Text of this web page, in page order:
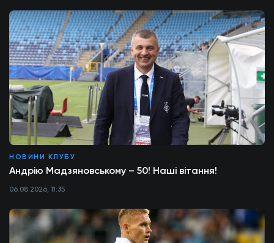
НОВИНИ КЛУБУ
Андрію Мадзяновському – 50! Наші вітання!
06.08.2026, 11:35